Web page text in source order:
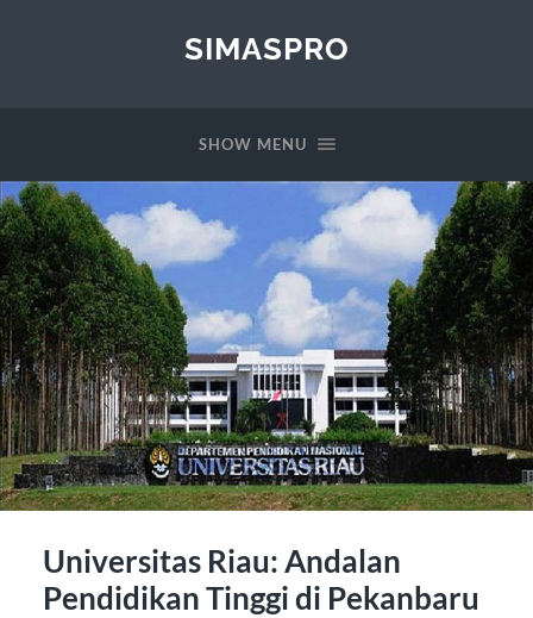
SIMASPRO
SHOW MENU
Universitas Riau: Andalan
Pendidikan Tinggi di Pekanbaru